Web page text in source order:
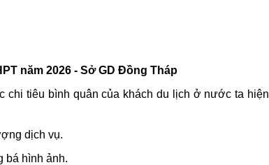
năm 2026 - Sở GD Đồng Tháp
chi tiêu bình quân của khách du lịch ở nước ta hiện
dịch vụ.
bá hình ảnh.